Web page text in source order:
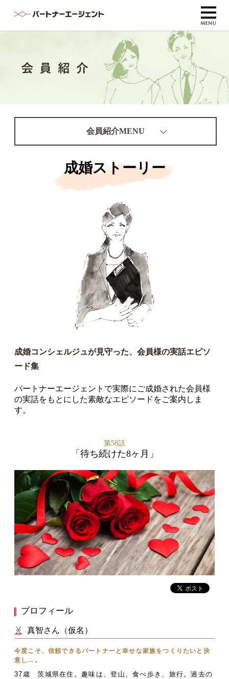
会員紹介MENU
成婚ストーリー
成婚コンシェルジュが見守った、会員様の実話エピソ
ード集
パートナーエージェントで実際にご成婚された会員様
の実話をもとにした素敵なエピソードをご案内しま
す。
第58話
「待ち続けた8ヶ月」
プロフィール
真智さん（仮名）
今度こそ、信頼できるパートナーと幸せな家族をつくりたいと決
意し…。
37歳 茨城県在住。趣味は、登山、食べ歩き、旅行。過去の